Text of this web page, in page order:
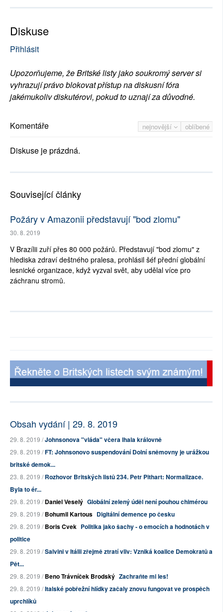
Diskuse
Přihlásit
Upozorňujeme, že Britské listy jako soukromý server si
vyhrazují právo blokovat přístup na diskusní fóra
jakémukoliv diskutérovi, pokud to uznají za důvodné.
nejnovější oblíbené
Komentáře
Diskuse je prázdná.
Související články
Požáry v Amazonii představují "bod zlomu"
30. 8. 2019
V Brazílii zuří přes 80 000 požárů. Představují "bod zlomu" z
hlediska zdraví deštného pralesa, prohlásil šéf přední globální
lesnické organizace, když vyzval svět, aby udělal více pro
záchranu stromů.
Obsah vydání | 29. 8. 2019
29. 8. 2019 /Johnsonova "vláda" včera lhala královně
29. 8. 2019 /FT: Johnsonovo suspendování Dolní sněmovny je urážkou
britské demok...
23. 8. 2019 /Rozhovor Britských listů 234. Petr Pithart: Normalizace.
Byla to ér...
29. 8. 2019 /Daniel Veselý Globální zelený úděl není pouhou chimérou
29. 8. 2019 /Bohumil Kartous Digitální demence po česku
29. 8. 2019 /Boris Cvek Politika jako šachy - o emocích a hodnotách v
politice
29. 8. 2019 /Salvini v Itálii zřejmě ztratí vliv: Vzniká koalice Demokratů a
Pět...
29. 8. 2019 /Beno Trávníček Brodský Zachraňte mi les!
29. 8. 2019 /Italské pobřežní hlídky začaly znovu fungovat ve prospěch
uprchlíků